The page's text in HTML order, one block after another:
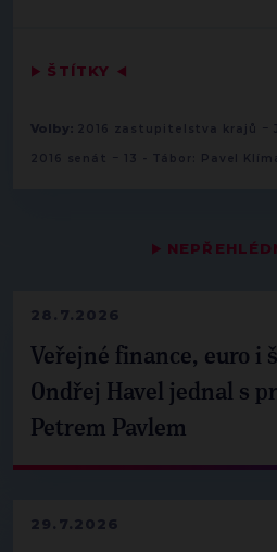
▶
28.7.2026
Veřejné finance, euro i
Ondřej Havel jednal s
Petrem Pavlem
29.7.2026
▶ ŠTÍTKY ◀
Volby: 2016 zastupitelstva krajů -
2016 senát - 13 - Tábor: Pavel